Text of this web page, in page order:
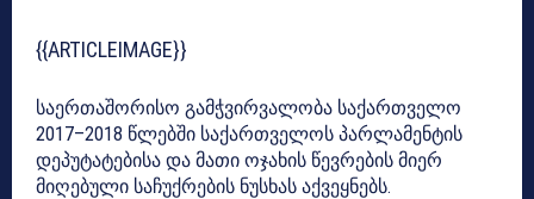
{{ARTICLEIMAGE}}
საერთაშორისო გამჭვირვალობა საქართველო
2017–2018 წლებში საქართველოს პარლამენტის
დეპუტატებისა და მათი ოჯახის წევრების მიერ
მიღებული საჩუქრების ნუსხას აქვეყნებს.